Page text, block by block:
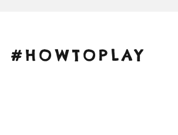
#HOWTOPLAY